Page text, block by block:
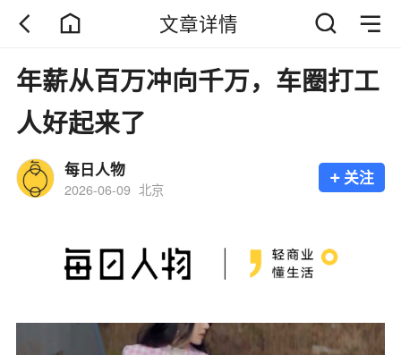
文章详情
年薪从百万冲向千万，车圈打工
人好起来了
每日人物
2026-06-09 北京
+ 关注